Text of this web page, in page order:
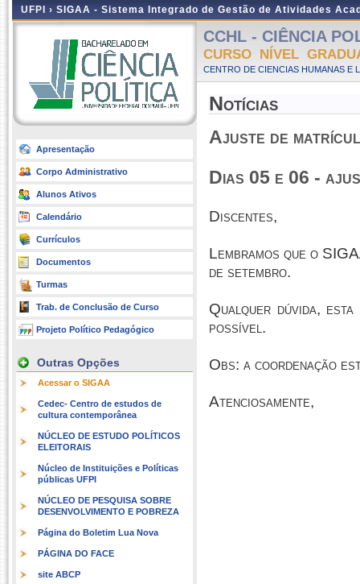
UFPI › SIGAA - Sistema Integrado de Gestão de Atividades
Apresentação
Corpo Administrativo
Alunos Ativos
Calendário
Currículos
Documentos
Turmas
Trab. de Conclusão de Curso
Projeto Político Pedagógico
Outras Opções
Acessar o SIGAA
Cedec- Centro de estudos de
cultura contemporânea
NÚCLEO DE ESTUDO POLÍTICOS
ELEITORAIS
Núcleo de Instituições e Políticas
públicas UFPI
NÚCLEO DE PESQUISA SOBRE
DESENVOLVIMENTO E POBREZA
Página do Boletim Lua Nova
PÁGINA DO FACE
site ABCP
CCHL - CIÊNCIA
CURSO NÍVEL
CENTRO DE CIENCIAS HUMANAS E
Notícias
Ajuste de
Dias 05 e 06 -
Discentes,
Lembramos que o
de setembro.
Qualquer dúvida,
possível.
Obs: a coordenação
Atenciosamente,